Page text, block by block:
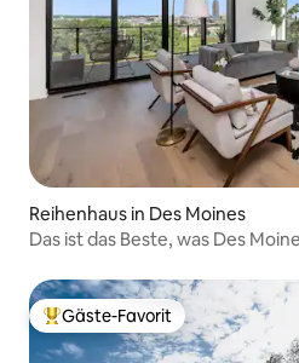
Reihenhaus in Des Moines
Das ist das Beste, was Des
Beliebter Gäste-Favorit.
Gäste-Favorit